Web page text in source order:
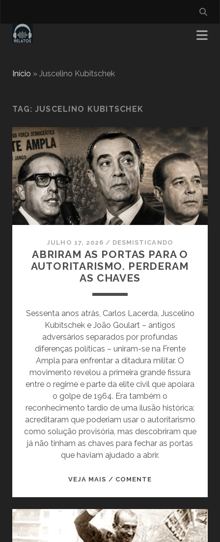
Início » Juscelino Kubitschek
TAG: JUSCELINO KUBITSCHEK
JULHO 17, 2026 / DESMISTICANDO
ABRIRAM AS PORTAS PARA O
AUTORITARISMO. PERDERAM
AS CHAVES
Sessenta anos atrás, Carlos Lacerda, Juscelino
Kubitschek e João Goulart – antigos
adversários separados por profundas
diferenças políticas – uniram-se na Frente
Ampla para enfrentar a ditadura militar. O
movimento revelou a primeira grande fissura
entre o regime e parte da elite civil que apoiara
o golpe de 1964. Era também o
reconhecimento tardio de uma ilusão histórica:
acreditaram que poderiam usar o autoritarismo
como solução provisória, mas descobriram que
já não tinham as chaves para fechar as portas
que haviam ajudado a abrir.
VEJA MAIS / COMENTEABRIRAM
PARA
O
AUTORITARISMO.